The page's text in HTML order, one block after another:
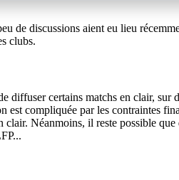
de discussions aient eu lieu
clubs.
diffuser certains matchs en clair,
compliquée par les contraintes
Néanmoins, il reste possible que